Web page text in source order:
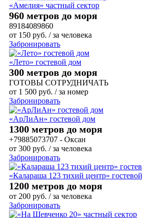
«Амелия» частный сектор
960 метров до моря
89184089860
от 150 руб. / за человека
Забронировать
«Лето» гостевой дом
300 метров до моря
ГОТОВЫ СОТРУДНИЧАТЬ
от 1 500 руб. / за номер
Забронировать
«АрЛиАн» гостевой дом
1300 метров до моря
+79885073707 - Оксан
от 300 руб. / за человека
Забронировать
«Калараша 123 тихий центр»
1200 метров до моря
от 200 руб. / за человека
Забронировать